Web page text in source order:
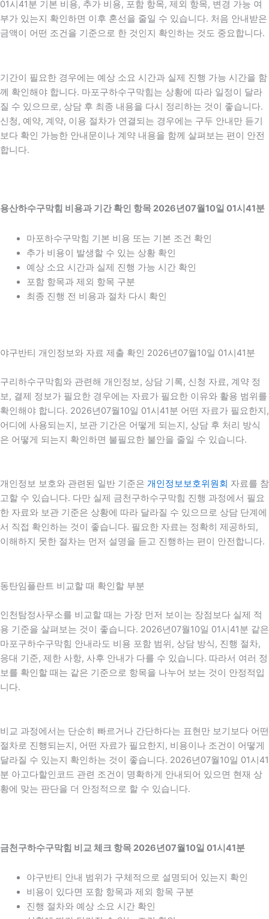
01시41분 기본 비용, 추가 비용, 포함 항목, 제외 항목, 변경 가능 여
부가 있는지 확인하면 이후 혼선을 줄일 수 있습니다. 처음 안내받은
금액이 어떤 조건을 기준으로 한 것인지 확인하는 것도 중요합니다.
기간이 필요한 경우에는 예상 소요 시간과 실제 진행 가능 시간을 함
께 확인해야 합니다. 마포구하수구막힘는 상황에 따라 일정이 달라
질 수 있으므로, 상담 후 최종 내용을 다시 정리하는 것이 좋습니다.
신청, 예약, 계약, 이용 절차가 연결되는 경우에는 구두 안내만 듣기
보다 확인 가능한 안내문이나 계약 내용을 함께 살펴보는 편이 안전
합니다.
용산하수구막힘 비용과 기간 확인 항목 2026년07월10일 01시41분
마포하수구막힘 기본 비용 또는 기본 조건 확인
추가 비용이 발생할 수 있는 상황 확인
예상 소요 시간과 실제 진행 가능 시간 확인
포함 항목과 제외 항목 구분
최종 진행 전 비용과 절차 다시 확인
야구반티 개인정보와 자료 제출 확인 2026년07월10일 01시41분
구리하수구막힘와 관련해 개인정보, 상담 기록, 신청 자료, 계약 정
보, 결제 정보가 필요한 경우에는 자료가 필요한 이유와 활용 범위를
확인해야 합니다. 2026년07월10일 01시41분 어떤 자료가 필요한지,
어디에 사용되는지, 보관 기간은 어떻게 되는지, 상담 후 처리 방식
은 어떻게 되는지 확인하면 불필요한 불안을 줄일 수 있습니다.
개인정보 보호와 관련된 일반 기준은 개인정보보호위원회 자료를 참
고할 수 있습니다. 다만 실제 금천구하수구막힘 진행 과정에서 필요
한 자료와 보관 기준은 상황에 따라 달라질 수 있으므로 상담 단계에
서 직접 확인하는 것이 좋습니다. 필요한 자료는 정확히 제공하되,
이해하지 못한 절차는 먼저 설명을 듣고 진행하는 편이 안전합니다.
동탄임플란트 비교할 때 확인할 부분
인천탐정사무소를 비교할 때는 가장 먼저 보이는 장점보다 실제 적
용 기준을 살펴보는 것이 좋습니다. 2026년07월10일 01시41분 같은
마포구하수구막힘 안내라도 비용 포함 범위, 상담 방식, 진행 절차,
응대 기준, 제한 사항, 사후 안내가 다를 수 있습니다. 따라서 여러 정
보를 확인할 때는 같은 기준으로 항목을 나누어 보는 것이 안정적입
니다.
비교 과정에서는 단순히 빠르거나 간단하다는 표현만 보기보다 어떤
절차로 진행되는지, 어떤 자료가 필요한지, 비용이나 조건이 어떻게
달라질 수 있는지 확인하는 것이 좋습니다. 2026년07월10일 01시41
분 아고다할인코드 관련 조건이 명확하게 안내되어 있으면 현재 상
황에 맞는 판단을 더 안정적으로 할 수 있습니다.
금천구하수구막힘 비교 체크 항목 2026년07월10일 01시41분
야구반티 안내 범위가 구체적으로 설명되어 있는지 확인
비용이 있다면 포함 항목과 제외 항목 구분
진행 절차와 예상 소요 시간 확인